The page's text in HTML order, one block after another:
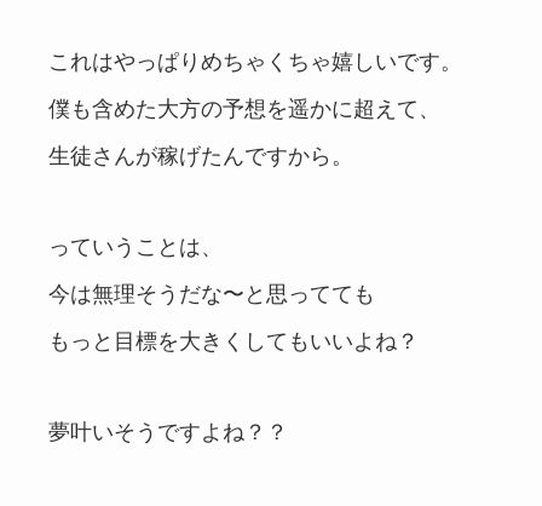
これはやっぱりめちゃくちゃ嬉しいです。
僕も含めた大方の予想を遥かに超えて、
生徒さんが稼げたんですから。
っていうことは、
今は無理そうだな〜と思ってても
もっと目標を大きくしてもいいよね？
夢叶いそうですよね？？